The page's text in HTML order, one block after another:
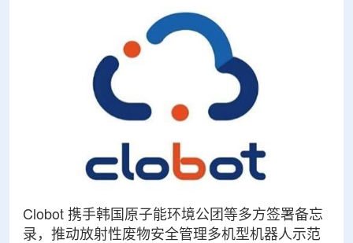
Clobot 携手韩国原子能环境公团等多方签署备忘
录，推动放射性废物安全管理多机型机器人示范